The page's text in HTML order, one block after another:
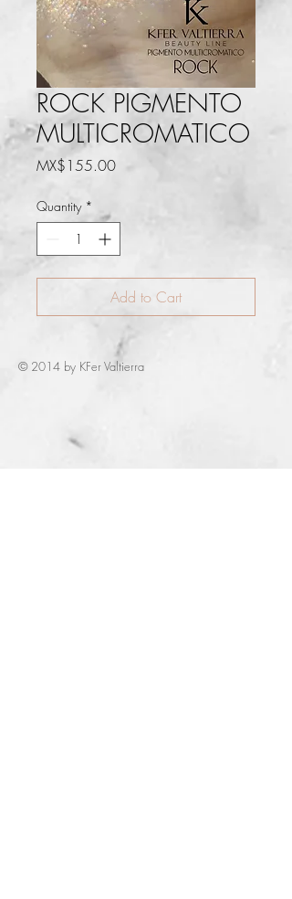
ROCK PIGMENTO
MULTICROMATICO
MX$155.00Price
Quantity *
Add to Cart
© 2014 by KFer Valtierra